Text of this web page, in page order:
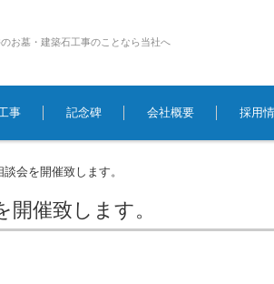
お墓・建築石工事のことなら当社へ
事 記念碑 会社概要 採用
談会を開催致します。
開催致します。